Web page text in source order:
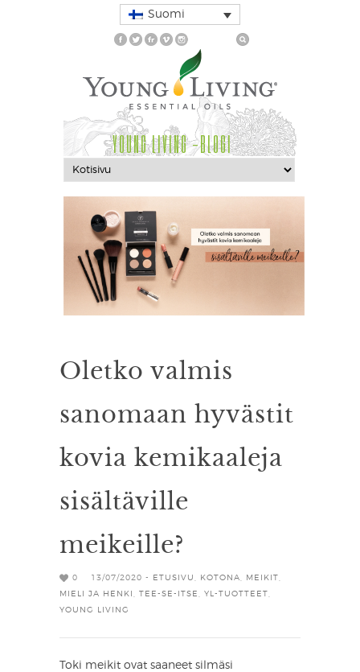
Suomi
YOUNG LIVING -BLOGI
Oletko valmis
sanomaan hyvästit
kovia kemikaaleja
sisältäville
meikeille?
0 13/07/2020 - ETUSIVU KOTONA MEIKIT
MIELI JA HENKI
TEE-SE-ITSE YL-TUOTTEET
YOUNG LIVING
Toki meikit ovat saaneet silmäsi